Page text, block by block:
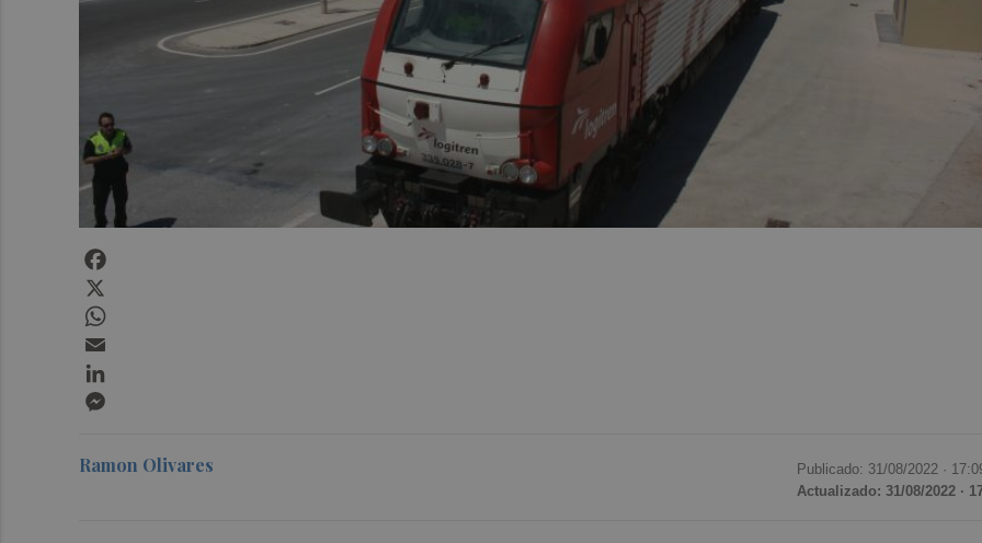
Ramon Olivares Publicado: 31/08/2022 ·
Actualizado: 31/08/2022 ·